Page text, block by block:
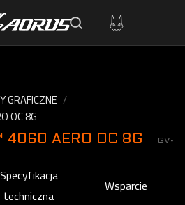
GRAFICZNE
OC 8G
4060 AERO OC 8G
GV-
Specyfikacja
techniczna
Wsparcie